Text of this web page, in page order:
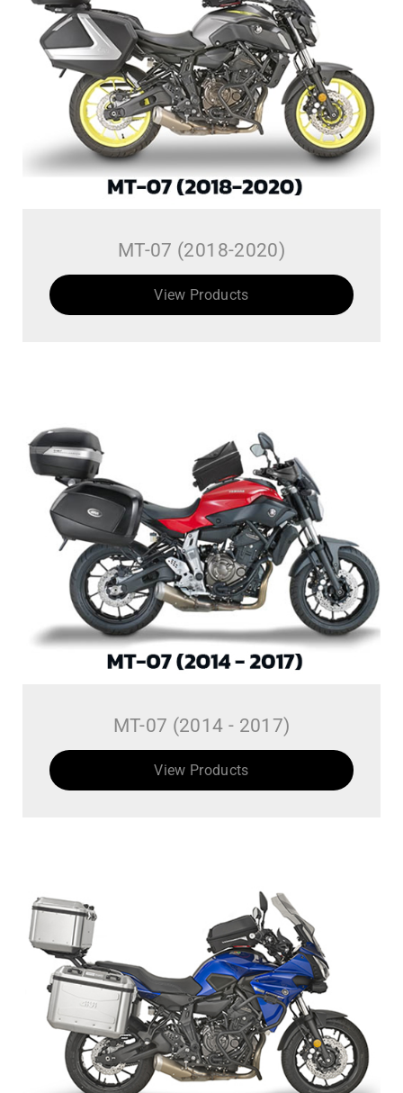
MT-07 (2018-2020)
View Products
MT-07 (2014 - 2017)
View Products